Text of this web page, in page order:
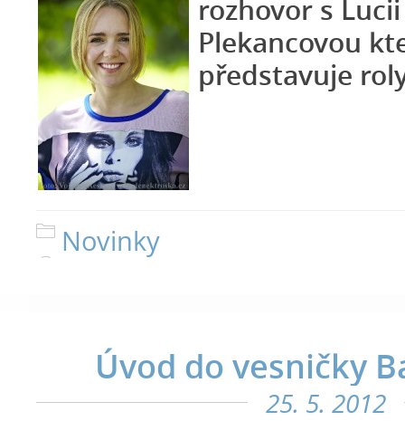
rozhovor s
Plekancovou
představuje
Novinky
Úvod do vesničky
25. 5. 2012